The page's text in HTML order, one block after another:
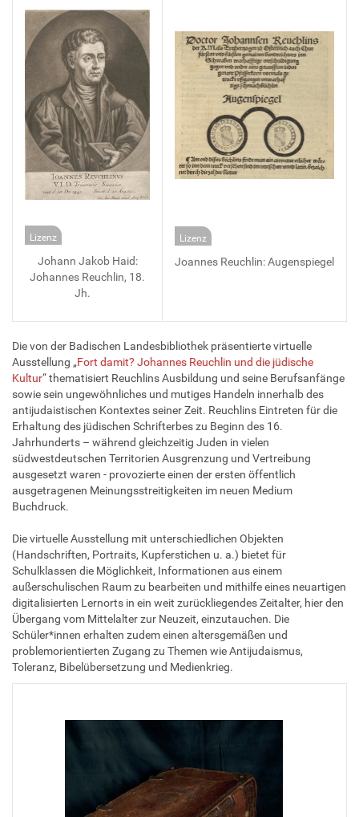
Lizenz
Johann Jakob Haid:
Johannes Reuchlin, 18.
Jh.
Lizenz
Joannes Reuchlin: Augenspiegel
Die von der Badischen Landesbibliothek präsentierte virtuelle
Ausstellung „Fort damit? Johannes Reuchlin und die jüdische
Kultur“ thematisiert Reuchlins Ausbildung und seine Berufsanfänge
sowie sein ungewöhnliches und mutiges Handeln innerhalb des
antijudaistischen Kontextes seiner Zeit. Reuchlins Eintreten für die
Erhaltung des jüdischen Schrifterbes zu Beginn des 16.
Jahrhunderts – während gleichzeitig Juden in vielen
südwestdeutschen Territorien Ausgrenzung und Vertreibung
ausgesetzt waren - provozierte einen der ersten öffentlich
ausgetragenen Meinungsstreitigkeiten im neuen Medium
Buchdruck.
Die virtuelle Ausstellung mit unterschiedlichen Objekten
(Handschriften, Portraits, Kupferstichen u. a.) bietet für
Schulklassen die Möglichkeit, Informationen aus einem
außerschulischen Raum zu bearbeiten und mithilfe eines neuartigen
digitalisierten Lernorts in ein weit zurückliegendes Zeitalter, hier den
Übergang vom Mittelalter zur Neuzeit, einzutauchen. Die
Schüler*innen erhalten zudem einen altersgemäßen und
problemorientierten Zugang zu Themen wie Antijudaismus,
Toleranz, Bibelübersetzung und Medienkrieg.